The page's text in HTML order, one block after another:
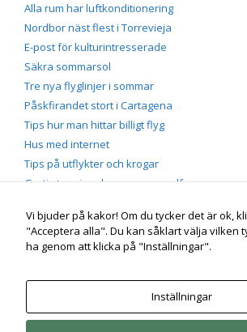
Alla rum har luftkonditionering
Nordbor näst flest i Torrevieja
E-post för kulturintresserade
Säkra sommarsol
Tre nya flyglinjer i sommar
Påskfirandet stort i Cartagena
Tips hur man hittar billigt flyg
Hus med internet
Tips på utflykter och krogar
Gratis tennis och massor av golf
Portmán vid MedelhavetGenuin spansk
instagram.com/
Vi bjuder på kakor! Om du tycker det är ok,
"Acceptera alla". Du kan såklart välja vilken
ha genom att klicka på "Inställningar".
Inställningar